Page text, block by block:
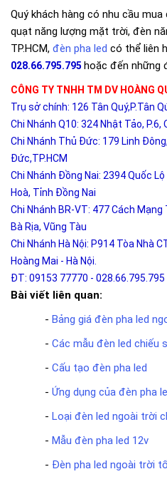
Quý khách hàng có nhu cầu
quạt năng lượng mặt trời, đèn
TP.HCM, đèn pha led có thể liên
028.66.795.795 hoặc đến những
CÔNG TY TNHH TM DV HOÀNG
Trụ sở chính: 126 Tân Quý,P.Tân
Chi Nhánh Q10: 324 Nhật Tảo, P.6,
Chi Nhánh Thủ Đức: 179 Linh
Đức,TP.HCM
Chi Nhánh Đồng Nai: 2394 Quốc
Hoà, Tỉnh Đồng Nai
Chi Nhánh BR-VT: 477 Cách Mạng
Bà Rịa, Vũng Tàu
Chi Nhánh Hà Nội: P914 Tòa Nhà
Hoàng Mai - Hà Nội.
ĐT: 09153 77770 - 028.66.795.795
Bài viết liên quan:
- Bảng giá đèn pha led
- Các mẫu đèn led chiếu
- Cấu tạo đèn pha led
- Ứng dụng của đèn pha
- Loại đèn led ngoài trời
- Mẫu đèn pha led 12v
- Đèn pha led ngoài trời